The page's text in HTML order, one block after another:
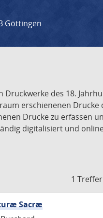
Göttingen
des 18.
erschienenen Drucke
Drucke zu erfassen
digitalisiert und
1 Treffer
Sacræ